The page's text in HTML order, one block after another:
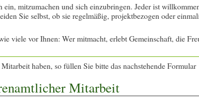
ein, mitzumachen und sich einzubringen. Jeder ist
Sie selbst, ob sie regelmäßig, projektbezogen oder
viele vor Ihnen: Wer mitmacht, erlebt Gemeinschaft, die
haben, so füllen Sie bitte das nachstehende Formular
Mitarbeit